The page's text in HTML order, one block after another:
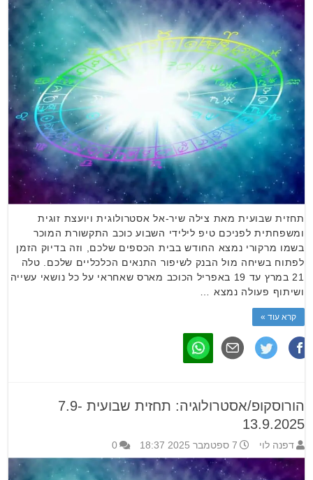
תחזית שבועית מאת צילה שיר-אל אסטרולוגית ויועצת זוגית
ומשפחתית לפניכם טיפ לילידי השבוע כוכב התקשורת המוכר
בשמו מרקורי נמצא החודש בבית הכספים שלכם, וזה בדיוק הזמן
לפתוח בשיחה מול הבנק לשיפור התנאים הכלכליים שלכם. טלה
21 במרץ עד 19 באפריל הכוכב מארס שאחראי על כל נושאי עשייה
ושיתוף פעולה נמצא …
קרא עוד »
הורוסקופ/אסטרולוגיה: תחזית שבועית 7.9-
13.9.2025
דפנה לוי 7 ספטמבר 2025 18:37 0